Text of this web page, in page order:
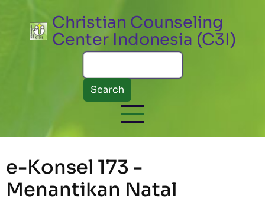
Christian Counseling
Center Indonesia (C3I)
Search
e-Konsel 173 -
Menantikan Natal